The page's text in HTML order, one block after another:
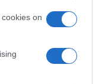
on